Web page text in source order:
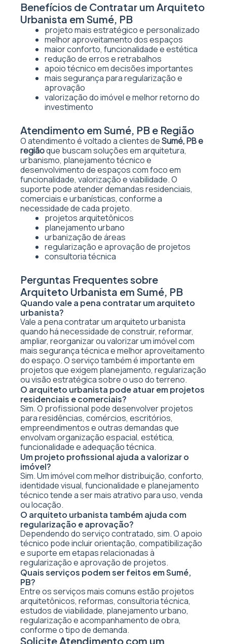
Benefícios de Contratar um Arquiteto
Urbanista em Sumé, PB
projeto mais estratégico e personalizado
melhor aproveitamento dos espaços
maior conforto, funcionalidade e estética
redução de erros e retrabalhos
apoio técnico em decisões importantes
mais segurança para regularização e
aprovação
valorização do imóvel e melhor retorno do
investimento
Atendimento em Sumé, PB e Região
O atendimento é voltado a clientes deSumé, PB e
regiãoque buscam soluções em arquitetura,
urbanismo, planejamento técnico e
desenvolvimento de espaços com foco em
funcionalidade, valorização e viabilidade. O
suporte pode atender demandas residenciais,
comerciais e urbanísticas, conforme a
necessidade de cada projeto.
projetos arquitetônicos
planejamento urbano
urbanização de áreas
regularização e aprovação de projetos
consultoria técnica
Perguntas Frequentes sobre
Arquiteto Urbanista em Sumé, PB
Quando vale a pena contratar um arquiteto
urbanista?
Vale a pena contratar um arquiteto urbanista
quando há necessidade de construir, reformar,
ampliar, reorganizar ou valorizar um imóvel com
mais segurança técnica e melhor aproveitamento
do espaço. O serviço também é importante em
projetos que exigem planejamento, regularização
ou visão estratégica sobre o uso do terreno.
O arquiteto urbanista pode atuar em projetos
residenciais e comerciais?
Sim. O profissional pode desenvolver projetos
para residências, comércios, escritórios,
empreendimentos e outras demandas que
envolvam organização espacial, estética,
funcionalidade e adequação técnica.
Um projeto profissional ajuda a valorizar o
imóvel?
Sim. Um imóvel com melhor distribuição, conforto,
identidade visual, funcionalidade e planejamento
técnico tende a ser mais atrativo para uso, venda
ou locação.
O arquiteto urbanista também ajuda com
regularização e aprovação?
Dependendo do serviço contratado, sim. O apoio
técnico pode incluir orientação, compatibilização
e suporte em etapas relacionadas à
regularização e aprovação de projetos.
Quais serviços podem ser feitos em Sumé,
PB?
Entre os serviços mais comuns estão projetos
arquitetônicos, reformas, consultoria técnica,
estudos de viabilidade, planejamento urbano,
regularização e acompanhamento de obra,
conforme o tipo de demanda.
Solicite Atendimento com um